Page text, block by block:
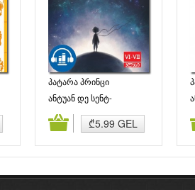
პატარა პრინცი
ანტუან დე სენტ-
ეგზიუპერი
₾5.99 GEL
კალათაში დამატება